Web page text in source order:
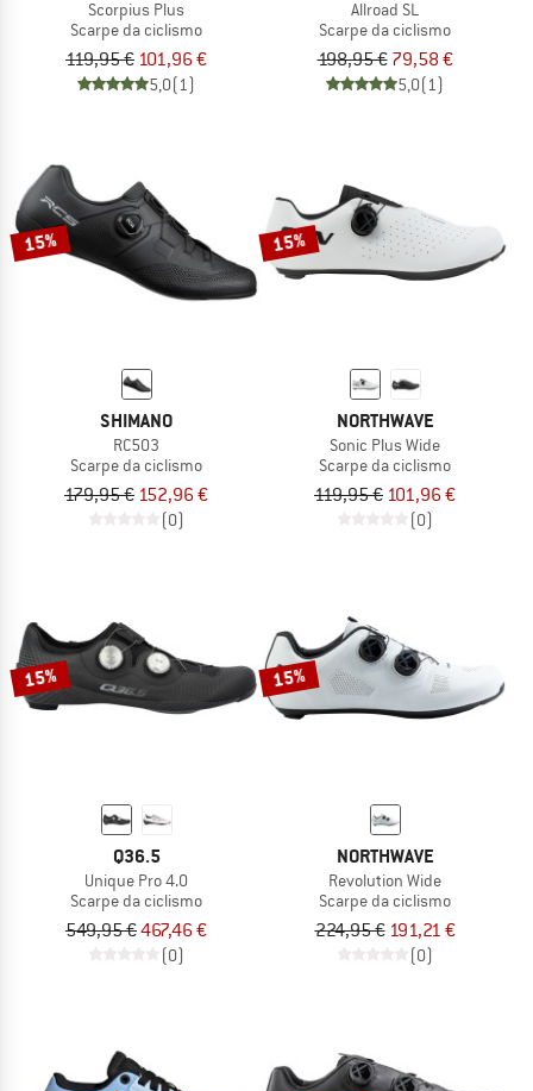
Scorpius Plus
Scarpe da ciclismo
119,95 € 101,96 €
5,0(1)
Allroad SL
Scarpe da ciclismo
198,95 € 79,58 €
5,0(1)
15%
SHIMANO
RC503
Scarpe da ciclismo
179,95 € 152,96 €
(0)
15%
NORTHWAVE
Sonic Plus Wide
Scarpe da ciclismo
119,95 € 101,96 €
(0)
15%
Q36.5
Unique Pro 4.0
Scarpe da ciclismo
549,95 €467,46 €
(0)
15%
NORTHWAVE
Revolution Wide
Scarpe da ciclismo
224,95 € 191,21 €
(0)